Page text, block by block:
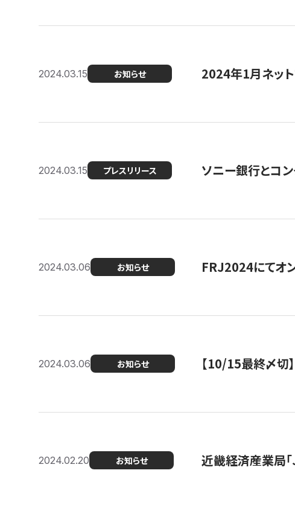
2024.03.15 お知らせ 2024年1月ネッ
2024.03.15 プレスリリース ソニー銀行とコ
2024.03.06 お知らせ FRJ2024にてオ
2024.03.06 お知らせ 【10/15最終〆
2024.02.20 お知らせ 近畿経済産業局